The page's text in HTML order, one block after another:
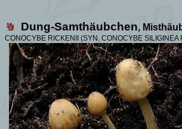
Dung-Samthäubchen,
CONOCYBE RICKENII (SYN. CONOCYBE SILIGINEA